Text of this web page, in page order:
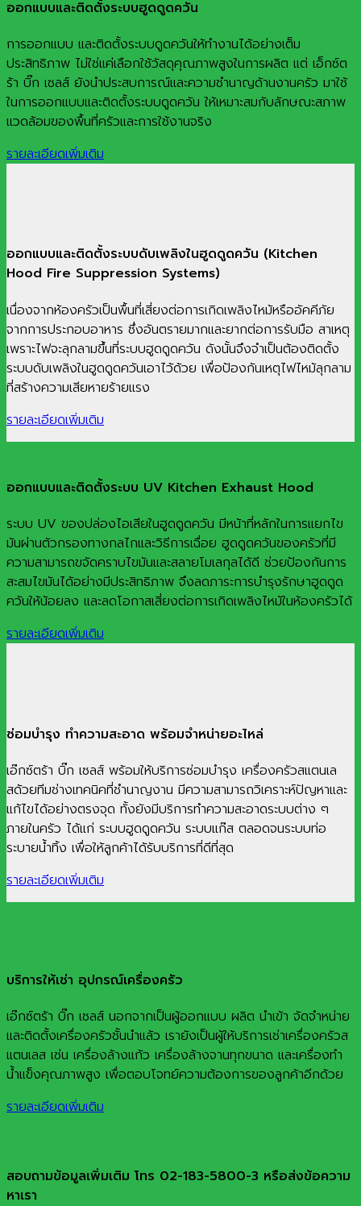
ออกแบบและติดตั้งระบบฮูดดูดควัน
การออกแบบ และติดตั้งระบบดูดควันให้ทำงานได้อย่างเต็ม
ประสิทธิภาพ ไม่ใช่แค่เลือกใช้วัสดุคุณภาพสูงในการผลิต แต่ เอ็กซ์ต
ร้า บิ๊ก เซลส์ ยังนำประสบการณ์และความชำนาญด้านงานครัว มาใช้
ในการออกแบบและติดตั้งระบบดูดควัน ให้เหมาะสมกับลักษณะสภาพ
แวดล้อมของพื้นที่ครัวและการใช้งานจริง
รายละเอียดเพิ่มเติม
ออกแบบและติดตั้งระบบดับเพลิงในฮูดดูดควัน (Kitchen
Hood Fire Suppression Systems)
เนื่องจากห้องครัวเป็นพื้นที่เสี่ยงต่อการเกิดเพลิงไหม้หรืออัคคีภัย
จากการประกอบอาหาร ซึ่งอันตรายมากและยากต่อการรับมือ สาเหตุ
เพราะไฟจะลุกลามขึ้นที่ระบบฮูดดูดควัน ดังนั้นจึงจำเป็นต้องติดตั้ง
ระบบดับเพลิงในฮูดดูดควันเอาไว้ด้วย เพื่อป้องกันเหตุไฟไหม้ลุกลาม
ที่สร้างความเสียหายร้ายแรง
รายละเอียดเพิ่มเติม
ออกแบบและติดตั้งระบบ UV Kitchen Exhaust Hood
ระบบ UV ของปล่องไอเสียในฮูดดูดควัน มีหน้าที่หลักในการแยกไข
มันผ่านตัวกรองทางกลไกและวิธีการเฉื่อย ฮูดดูดควันของครัวที่มี
ความสามารถขจัดคราบไขมันและสลายโมเลกุลได้ดี ช่วยป้องกันการ
สะสมไขมันได้อย่างมีประสิทธิภาพ จึงลดภาระการบำรุงรักษาฮูดดูด
ควันให้น้อยลง และลดโอกาสเสี่ยงต่อการเกิดเพลิงไหม้ในห้องครัวได้
รายละเอียดเพิ่มเติม
ซ่อมบำรุง ทำความสะอาด พร้อมจำหน่ายอะไหล่
เอ๊กซ์ตร้า บิ๊ก เซลส์ พร้อมให้บริการซ่อมบำรุง เครื่องครัวสแตนเล
สด้วยทีมช่างเทคนิคที่ชำนาญงาน มีความสามารถวิเคราะห์ปัญหาและ
แก้ไขได้อย่างตรงจุด ทั้งยังมีบริการทำความสะอาดระบบต่าง ๆ
ภายในครัว ได้แก่ ระบบฮูดดูดควัน ระบบแก๊ส ตลอดจนระบบท่อ
ระบายน้ำทิ้ง เพื่อให้ลูกค้าได้รับบริการที่ดีที่สุด
รายละเอียดเพิ่มเติม
บริการให้เช่า อุปกรณ์เครื่องครัว
เอ๊กซ์ตร้า บิ๊ก เซลส์ นอกจากเป็นผู้ออกแบบ ผลิต นำเข้า จัดจำหน่าย
และติดตั้งเครื่องครัวชั้นนำแล้ว เรายังเป็นผู้ให้บริการเช่าเครื่องครัวส
แตนเลส เช่น เครื่องล้างแก้ว เครื่องล้างจานทุกขนาด และเครื่องทำ
น้ำแข็งคุณภาพสูง เพื่อตอบโจทย์ความต้องการของลูกค้าอีกด้วย
รายละเอียดเพิ่มเติม
สอบถามข้อมูลเพิ่มเติม โทร 02-183-5800-3 หรือส่งข้อความ
หาเรา